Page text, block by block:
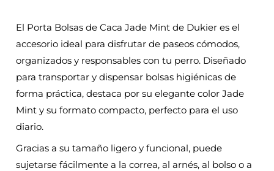
El Porta Bolsas de Caca Jade Mint de Dukier es el
accesorio ideal para disfrutar de paseos cómodos,
organizados y responsables con tu perro. Diseñado
para transportar y dispensar bolsas higiénicas de
forma práctica, destaca por su elegante color Jade
Mint y su formato compacto, perfecto para el uso
diario.
Gracias a su tamaño ligero y funcional, puede
sujetarse fácilmente a la correa, al arnés, al bolso o a